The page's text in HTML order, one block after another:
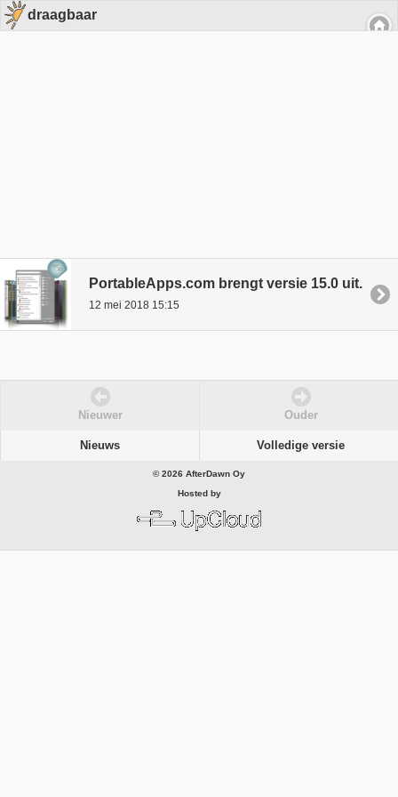
draagbaar
PortableApps.com brengt versie 15.0 uit.
12 mei 2018 15:15
Nieuwer Ouder
Nieuws Volledige versie
© 2026 AfterDawn Oy
Hosted by